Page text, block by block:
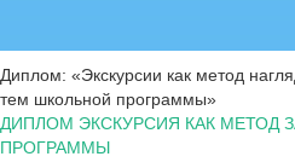
Диплом: «Экскурсии как метод
тем школьной программы»
ДИПЛОМ ЭКСКУРСИЯ КАК МЕТОД
ПРОГРАММЫ